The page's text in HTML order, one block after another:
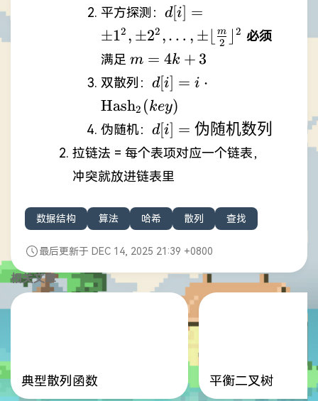
平方探测：
\lfloor \frac{m}{2}
d[i] =
±12 , ±22 ,… , ±⌊ 2
m ⌋ 2 必须
满足 m =
4k+3
m = 4k + 3
双散列： d[i]=i
(key)
d[i] = i ⋅
Hash2 (key)
伪随机： d[i]=
伪随
机数
列
d[i] = 伪随机数列
拉链法 = 每个表项对应一个链表，
冲突就放进链表里
数据结构 算法 哈希 散列 查找
最后更新于 DEC 14, 2025 21:39 +0800
相关文章
典型散列函数 平衡二叉树